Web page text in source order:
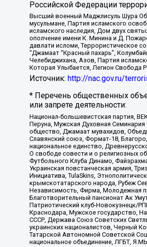
Российской Федерации
Высший военный Маджлисуль Шура
мусульмане, Партия исламского
исламского наследия, Дом двух
ополчение имени К. Минина и Д.
давлати исломи, Террористическое
“Джамаат “Красный пахарь”,
Челебиджихана, Азов, Партия
Которая Улыбается, Легион Свобода
Источник: http://nac.gov.ru/
* Перечень общественных
или запрете деятельности:
Национал-большевистская партия,
Перуна, Мужская Духовная
общество, Джамаат мувахидов,
Славянский союз, Формат-18,
национальное единство,
О свободе совести и о религиозных
Футбольного Клуба Динамо,
Украинская повстанческая армия,
Инициатива, TulaSkins,
крымскотатарского народа, Рубеж
Независимость, Фирма, Молодежная
Благотворительный пансионат Ак
Патриотический клуб-Новокузнецк/
Краснодара, Мужское государство,
СССР, Держава Союз Советских
украинских националистов, Черный
Татарской Автономной Советской
национальное объединение, ЛГБТ,